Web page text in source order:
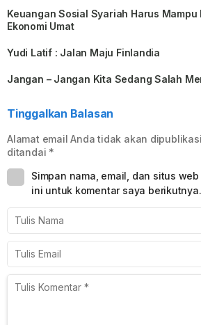
Keuangan Sosial Syariah Harus Mampu
Ekonomi Umat
Yudi Latif : Jalan Maju Finlandia
Jangan – Jangan Kita Sedang Salah
Tinggalkan Balasan
Alamat email Anda tidak akan
ditandai *
Simpan nama, email, dan situs
ini untuk komentar saya berikutnya.